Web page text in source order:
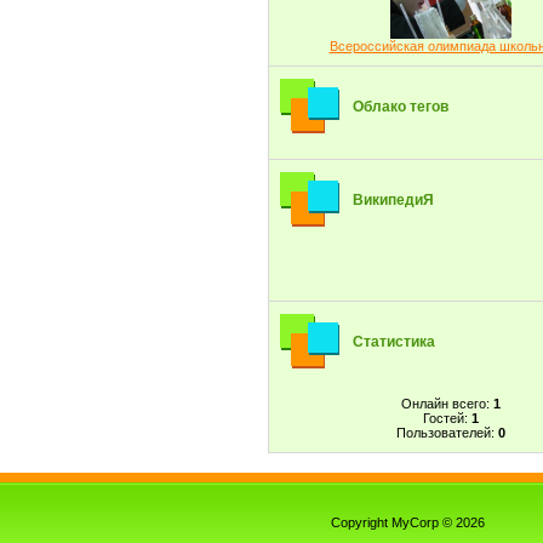
Всероссийская олимпиада
Облако тегов
ВикипедиЯ
Статистика
Онлайн всего: 1
Гостей: 1
Пользователей: 0
Copyright MyCorp © 2026